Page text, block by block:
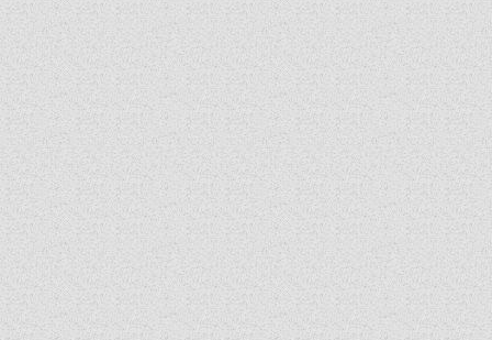
REDOVNICI
IN MEMORIAM
ŽUPE
SEVERNI DEKANAT
SREDNJI DEKANAT
JUŽNI DEKANAT
ARHIVA
ARHIVA GALERIJA
SINODA